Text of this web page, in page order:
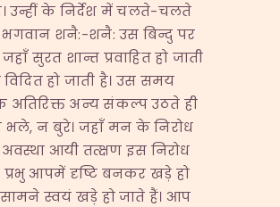
उन्हीं के निर्देश में चलते-चलते
शनै:-शनै: उस बिन्दु पर
सुरत शान्त प्रवाहित हो जाती
हो जाती है। उस समय
अन्य संकल्प उठते ही
भले, न बुरे। जहाँ मन के निरोध
आयी तत्क्षण इस निरोध
आपमें दृष्टि बनकर खड़े हो
स्वयं खड़े हो जाते हैं। आप